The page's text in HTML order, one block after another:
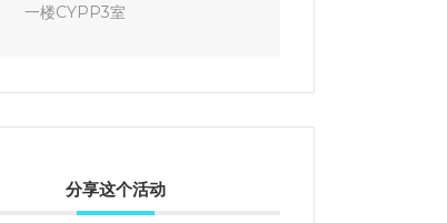
一楼CYPP3室
分享这个活动